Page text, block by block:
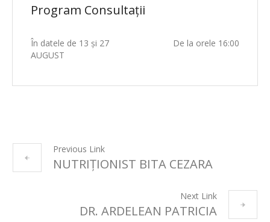
Program Consultații
În datele de 13 și 27
AUGUST
De la orele 16:00
Previous Link
NUTRIȚIONIST BITA CEZARA
Next Link
DR. ARDELEAN PATRICIA